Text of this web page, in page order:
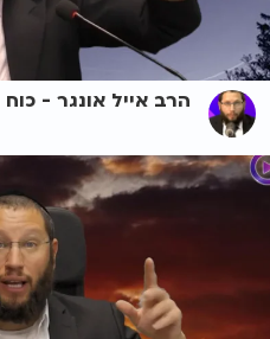
הרב אייל אונגר -